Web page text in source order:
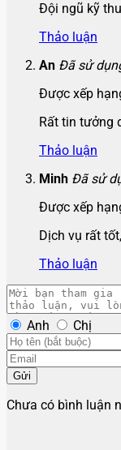
Đội ngũ kỹ
Thảo luận
An Đã sử
Được xếp
Rất tin tưởng
Thảo luận
Minh Đã sử
Được xếp
Dịch vụ rất
Thảo luận
Anh Chị
Gửi
Chưa có bình luận